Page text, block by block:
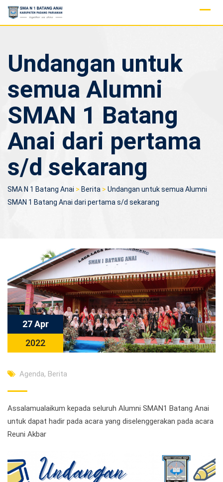
Skip
Undangan untuk
semua Alumni
SMAN 1 Batang
Anai dari pertama
s/d sekarang
SMA N 1 Batang Anai > Berita > Undangan untuk semua Alumni
SMAN 1 Batang Anai dari pertama s/d sekarang
27 Apr
2022
Agenda, Berita
Assalamualaikum kepada seluruh Alumni SMAN1 Batang Anai
untuk dapat hadir pada acara yang diselenggerakan pada acara
Reuni Akbar